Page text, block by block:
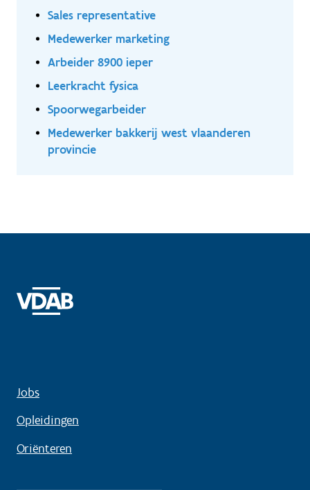
Sales representative
Medewerker marketing
Arbeider 8900 ieper
Leerkracht fysica
Spoorwegarbeider
Medewerker bakkerij west vlaanderen
provincie
Jobs
Opleidingen
Oriënteren